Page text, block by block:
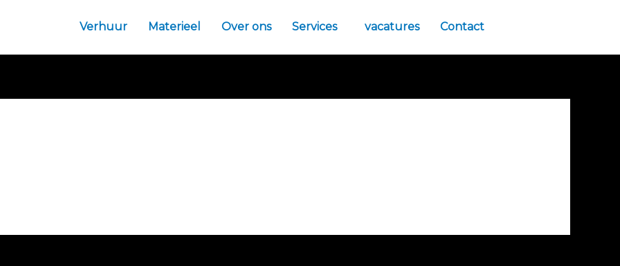
Verhuur Materieel Over ons Services vacatures Contact